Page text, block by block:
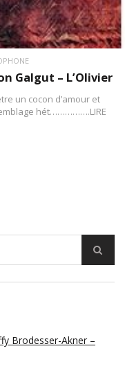
Galgut – L’Olivier
un cocon d’amour et
hét…………….LIRE
Brodesser-Akner –